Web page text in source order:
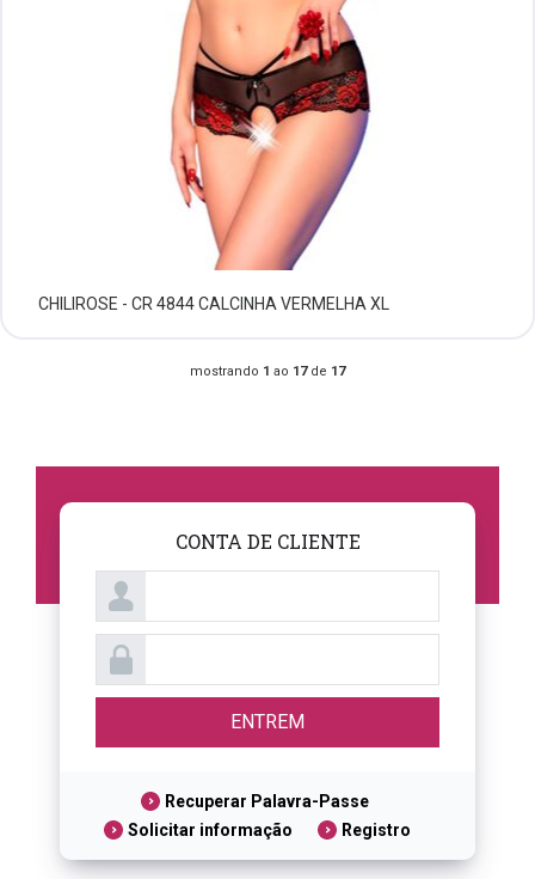
CHILIROSE - CR 4844 CALCINHA VERMELHA XL
mostrando 1 ao 17de 17
CONTA DE CLIENTE
Recuperar Palavra-Passe
Solicitar informação
Registro